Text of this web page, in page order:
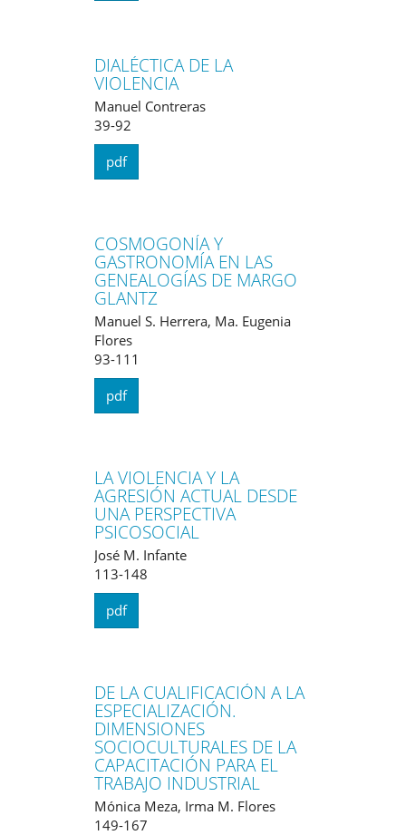
DIALÉCTICA DE LA
VIOLENCIA
Manuel Contreras
39-92
pdf
COSMOGONÍA Y
GASTRONOMÍA EN LAS
GENEALOGÍAS DE MARGO
GLANTZ
Manuel S. Herrera, Ma. Eugenia
Flores
93-111
pdf
LA VIOLENCIA Y LA
AGRESIÓN ACTUAL DESDE
UNA PERSPECTIVA
PSICOSOCIAL
José M. Infante
113-148
pdf
DE LA CUALIFICACIÓN A LA
ESPECIALIZACIÓN.
DIMENSIONES
SOCIOCULTURALES DE LA
CAPACITACIÓN PARA EL
TRABAJO INDUSTRIAL
Mónica Meza, Irma M. Flores
149-167